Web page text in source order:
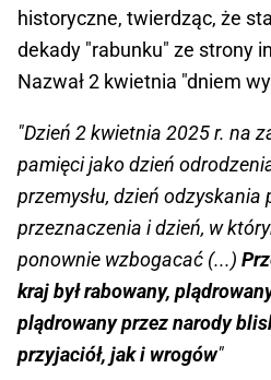
historyczne, twierdząc, że
dekady "rabunku" ze strony
Nazwał 2 kwietnia "dniem
"Dzień 2 kwietnia 2025 r. na
pamięci jako dzień
przemysłu, dzień odzyskania
przeznaczenia i dzień, w
ponownie wzbogacać (...)
kraj był rabowany,
plądrowany przez narody
przyjaciół, jak i wrogów"